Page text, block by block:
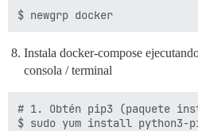
Instala docker-compose
consola / terminal
# 1. Obtén pip3 (paquete
$ sudo yum install python3-